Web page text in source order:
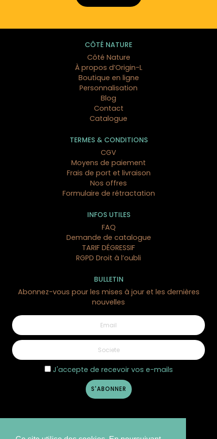
CÔTÉ NATURE
Côté Nature
À propos d’Origin-L
Boutique en ligne
Personnalisation
Blog
Contact
Catalogue
TERMES & CONDITIONS
CGV
Moyens de paiement
Frais de port et livraison
Nos offres
Formulaire de rétractation
INFOS UTILES
FAQ
Demande de catalogue
TARIF DÉGRESSIF
RGPD Droit à l’oubli
BULLETIN
Abonnez-vous pour les mises à jour et les dernières
nouvelles
J'accepte de recevoir vos e-mails